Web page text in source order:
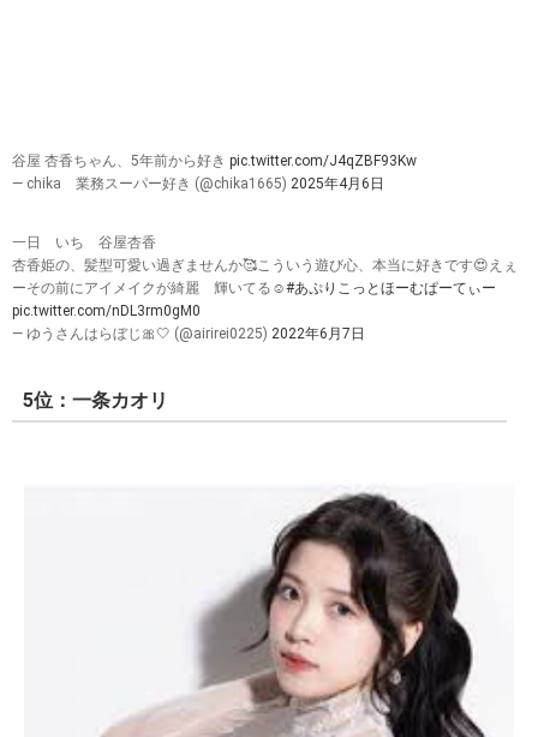
谷屋 杏香ちゃん、5年前から好き pic.twitter.com/J4qZBF93Kw
— chika 業務スーパー好き (@chika1665) 2025年4月6日
一日 いち 谷屋杏香
杏香姫の、髪型可愛い過ぎませんか🥰こういう遊び心、本当に好きです😍えぇ
ーその前にアイメイクが綺麗 輝いてる☺️#あぷりこっとほーむぱーてぃー
pic.twitter.com/nDL3rm0gM0
— ゆうさんはらぼじ🎀🤍 (@airirei0225) 2022年6月7日
5位：一条カオリ